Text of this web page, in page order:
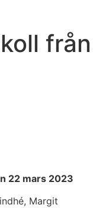
från
22 mars 2023
Margit